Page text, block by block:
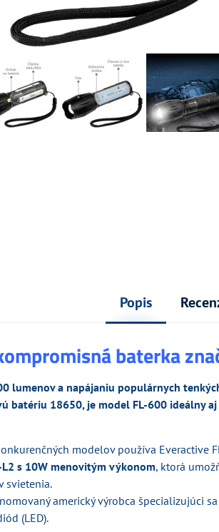
Popis
baterka
lumenov a napájaniu populárnych
batériu 18650, je model FL-600 ideálny
modelov používa Everactive
L2 s 10W menovitým výkonom, ktorá
svietenia.
americký výrobca špecializujúci
(LED).